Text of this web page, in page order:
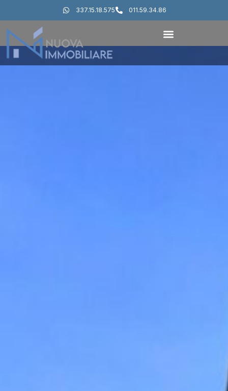
337.15.18.575 011.59.34.86